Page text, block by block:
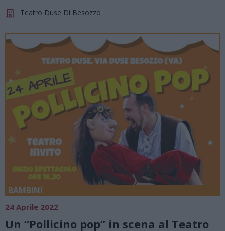
Teatro Duse Di Besozzo
BAMBINI
24 Aprile 2022
Un “Pollicino pop” in scena al Teatro